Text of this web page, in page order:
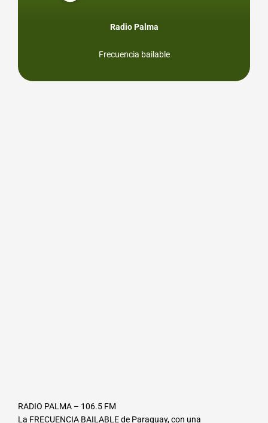
Radio Palma
Frecuencia bailable
RADIO PALMA – 106.5 FM
La FRECUENCIA BAILABLE de Paraguay, con una